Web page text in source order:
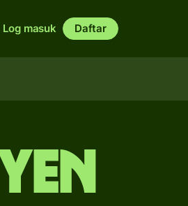
Log masuk Daftar